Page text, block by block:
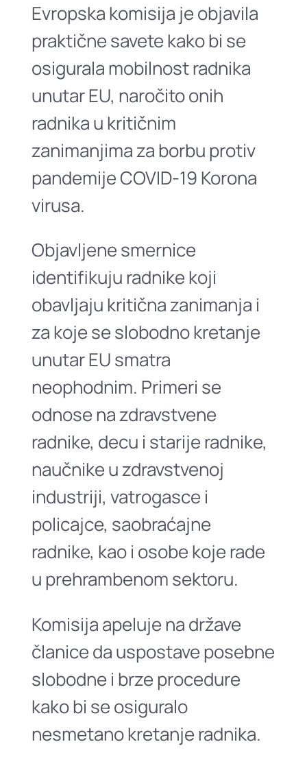
Evropska komisija je objavila
praktične savete kako bi se
osigurala mobilnost radnika
unutar EU, naročito onih
radnika u kritičnim
zanimanjima za borbu protiv
pandemije COVID-19 Korona
virusa.
Objavljene smernice
identifikuju radnike koji
obavljaju kritična zanimanja i
za koje se slobodno kretanje
unutar EU smatra
neophodnim. Primeri se
odnose na zdravstvene
radnike, decu i starije radnike,
naučnike u zdravstvenoj
industriji, vatrogasce i
policajce, saobraćajne
radnike, kao i osobe koje rade
u prehrambenom sektoru.
Komisija apeluje na države
članice da uspostave posebne
slobodne i brze procedure
kako bi se osiguralo
nesmetano kretanje radnika.